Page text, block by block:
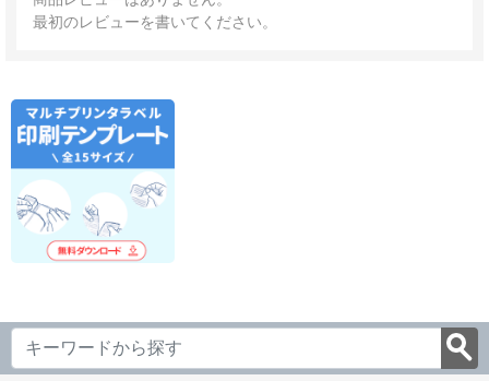
最初のレビューを書いてください。